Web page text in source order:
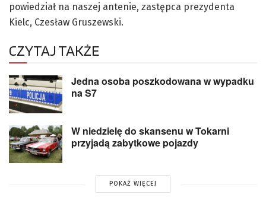
powiedział na naszej antenie, zastępca prezydenta
Kielc, Czesław Gruszewski.
CZYTAJ TAKŻE
Jedna osoba poszkodowana w wypadku
na S7
W niedzielę do skansenu w Tokarni
przyjadą zabytkowe pojazdy
POKAŻ WIĘCEJ